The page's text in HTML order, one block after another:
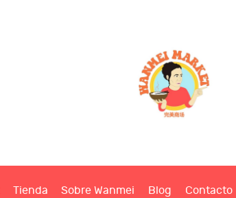
Tienda Sobre Wanmei Blog Contacto
SOBRE WANMEI
BLOG